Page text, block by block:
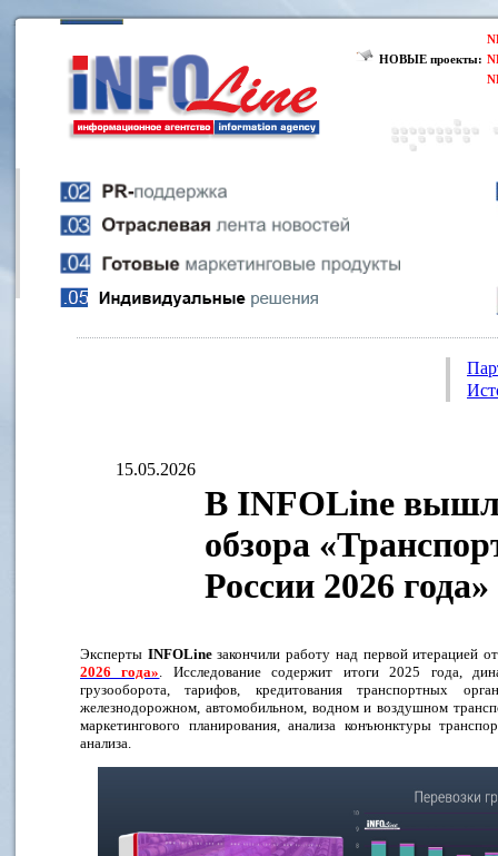
НОВЫЕ проекты:
15.05.2026
В INFOLine
обзора
России 2026 года»
Эксперты INFOLineзакончили работу над первой итерацией
2026 года». Исследование содержит итоги 2025 года,
грузооборота, тарифов, кредитования транспортных
железнодорожном, автомобильном, водном и воздушном
маркетингового планирования, анализа конъюнктуры
анализа.